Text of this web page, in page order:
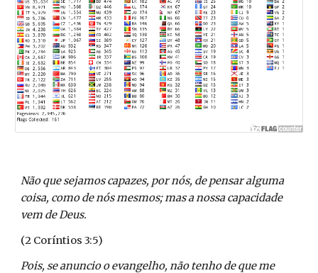
Não que sejamos capazes, por nós, de pensar alguma
coisa, como de nós mesmos; mas a nossa capacidade
vem de Deus.
(2 Coríntios 3:5)
Pois, se anuncio o evangelho, não tenho de que me